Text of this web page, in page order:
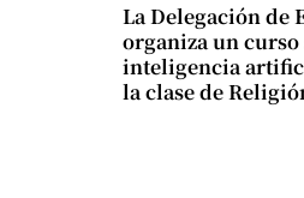
La Delegación de
organiza un curso
inteligencia
la clase de